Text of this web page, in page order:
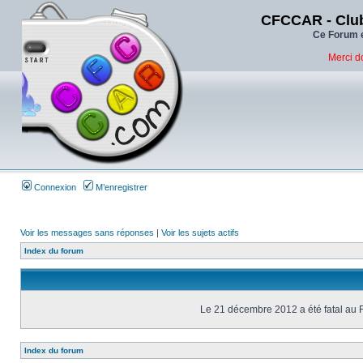
CFCCAR -
Ce Forum
Merci
Connexion M’enregistrer
Voir les messages sans réponses | Voir les sujets actifs
Index du forum
Le 21 décembre 2012 a été fatal au
Index du forum